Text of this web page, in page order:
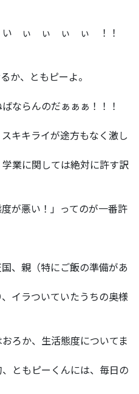
ぃ ぃ ぃ ぃ ！！
か、ともピーよ。
ならんのだぁぁぁ！！！
キキライが途方もなく激し
業に関しては絶対に許す訳
が悪い！」ってのが一番許
、親（特にご飯の準備があ
イラついていたうちの奥様
ろか、生活態度についてま
ともピーくんには、毎日の